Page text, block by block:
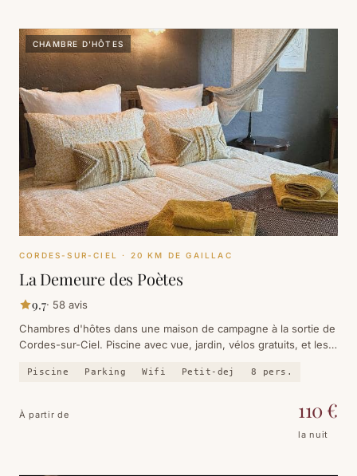
CHAMBRE D'HÔTES
CORDES-SUR-CIEL · 20 KM DE GAILLAC
La Demeure des Poètes
9.7· 58 avis
Chambres d'hôtes dans une maison de campagne à la sortie de
Cordes-sur-Ciel. Piscine avec vue, jardin, vélos gratuits, et les
Piscine Parking Wifi Petit-dej 8 pers.
À partir de 110 €
la nuit